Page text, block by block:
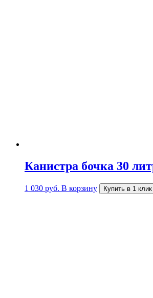
Канистра бочка 30
1 030 руб. В корзину Купить в 1 клик